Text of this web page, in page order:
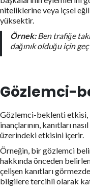
niteliklerine veya içsel
yüksektir.
Örnek:Ben trafiğe
dağınık olduğu için geç
Gözlemci-
Gözlemci-beklenti
inançlarının, kanıtları
üzerindeki etkisini içerir.
Örneğin, bir gözlemci
hakkında önceden
çelişen kanıtları
bilgilere tercihli olarak